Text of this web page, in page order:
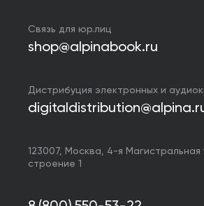
Связь для юр.лиц
shop@alpinabook.ru
Дистрибуция электронных и
123007, Москва, 4-я Магистральная
строение 1